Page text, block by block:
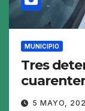
MUNICIPIO
Tres
5 MAYO,